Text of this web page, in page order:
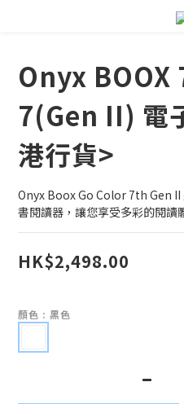
Onyx
7(Gen II) 電
港行貨>
Onyx Boox Go Color 7th Gen
書閱讀器，讓您享受多彩的閱讀
HK$2,498.00
顏色 : 黑色